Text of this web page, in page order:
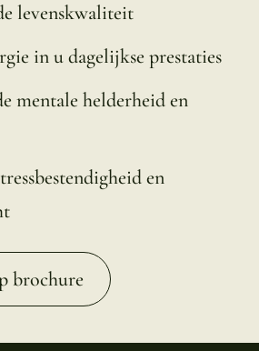
levenskwaliteit
in u dagelijkse prestaties
mentale helderheid en
en
brochure